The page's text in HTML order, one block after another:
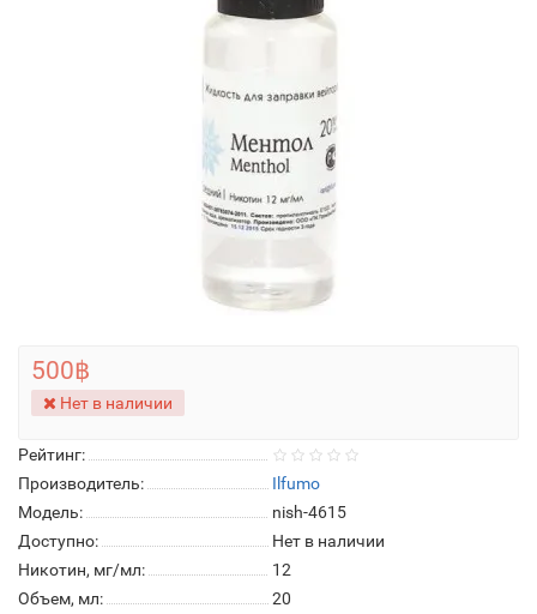
Рейтинг:
Производитель:
Ilfumo
Модель:
nish-4615
Доступно:
Нет в наличии
Никотин, мг/мл:
12
Объем, мл:
20
500฿
Нет в наличии